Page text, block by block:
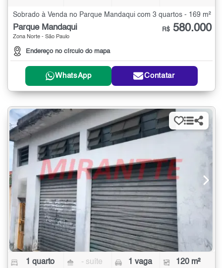
Sobrado à Venda no Parque Mandaqui com 3 quartos - 169 m²
Parque Mandaqui
Zona Norte - São Paulo
Endereço no círculo do mapa
R$ 580.000
WhatsApp Contatar
1 quarto - suíte 1 vaga 120 m²